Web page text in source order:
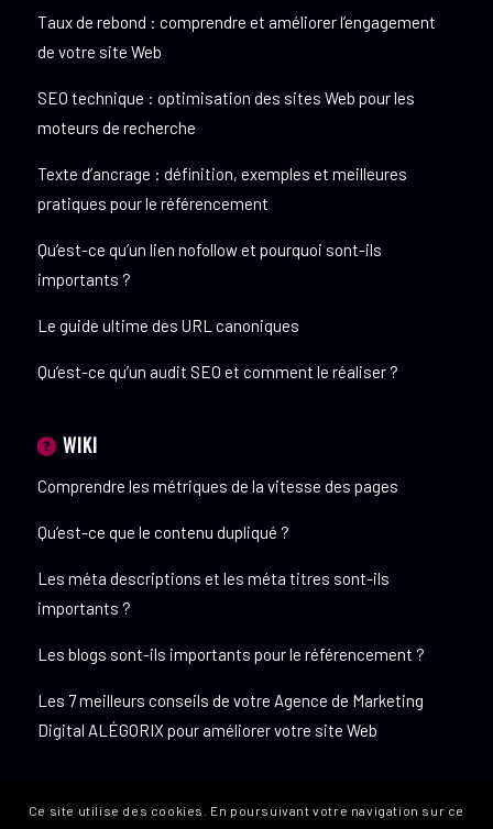
Taux de rebond : comprendre et améliorer l’engagement
de votre site Web
SEO technique : optimisation des sites Web pour les
moteurs de recherche
Texte d’ancrage : définition, exemples et meilleures
pratiques pour le référencement
Qu’est-ce qu’un lien nofollow et pourquoi sont-ils
importants ?
Le guide ultime des URL canoniques
Qu’est-ce qu’un audit SEO et comment le réaliser ?
WIKI
Comprendre les métriques de la vitesse des pages
Qu’est-ce que le contenu dupliqué ?
Les méta descriptions et les méta titres sont-ils
importants ?
Les blogs sont-ils importants pour le référencement ?
Les 7 meilleurs conseils de votre Agence de Marketing
Digital ALÉGORIX pour améliorer votre site Web
Ce site utilise des cookies. En poursuivant votre navigation sur ce